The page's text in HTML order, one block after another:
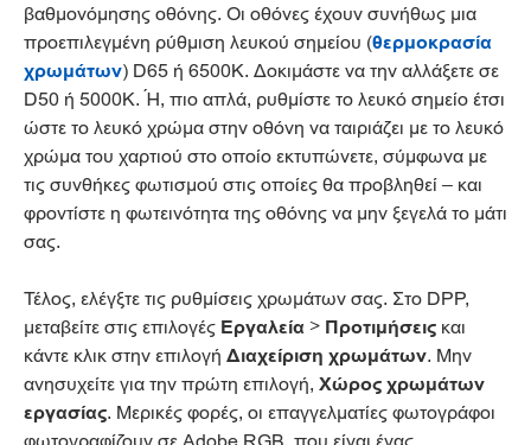
βαθμονόμησης οθόνης. Οι οθόνες έχουν συνήθως μια
προεπιλεγμένη ρύθμιση λευκού σημείου (θερμοκρασία
χρωμάτων) D65 ή 6500K. Δοκιμάστε να την αλλάξετε σε
D50 ή 5000K. Ή, πιο απλά, ρυθμίστε το λευκό σημείο έτσι
ώστε το λευκό χρώμα στην οθόνη να ταιριάζει με το λευκό
χρώμα του χαρτιού στο οποίο εκτυπώνετε, σύμφωνα με
τις συνθήκες φωτισμού στις οποίες θα προβληθεί – και
φροντίστε η φωτεινότητα της οθόνης να μην ξεγελά το μάτι
σας.
Τέλος, ελέγξτε τις ρυθμίσεις χρωμάτων σας. Στο DPP,
μεταβείτε στις επιλογές Εργαλεία > Προτιμήσεις και
κάντε κλικ στην επιλογή Διαχείριση χρωμάτων. Μην
ανησυχείτε για την πρώτη επιλογή, Χώρος χρωμάτων
εργασίας. Μερικές φορές, οι επαγγελματίες φωτογράφοι